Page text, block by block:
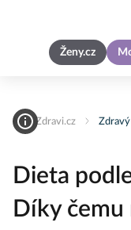
Ženy.cz
MojeZdravi.cz
Dieta
Díky čemu